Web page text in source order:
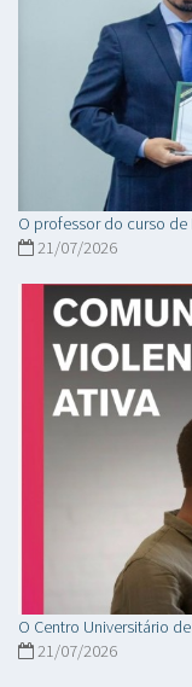
O professor do curso de
21/07/2026
O Centro Universitário
21/07/2026